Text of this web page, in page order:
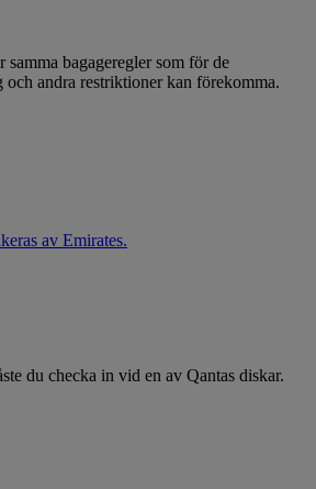
bagageregler som för de
och andra restriktioner kan förekomma.
av Emirates.
du checka in vid en av Qantas diskar.